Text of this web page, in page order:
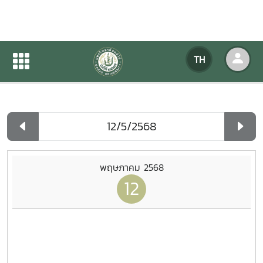
TH
ปฏิทินกิจกรรมของหน่วยงาน
ปฏิทินกิจกรรมของหน่วยงาน
พฤษภาคม 2568
12